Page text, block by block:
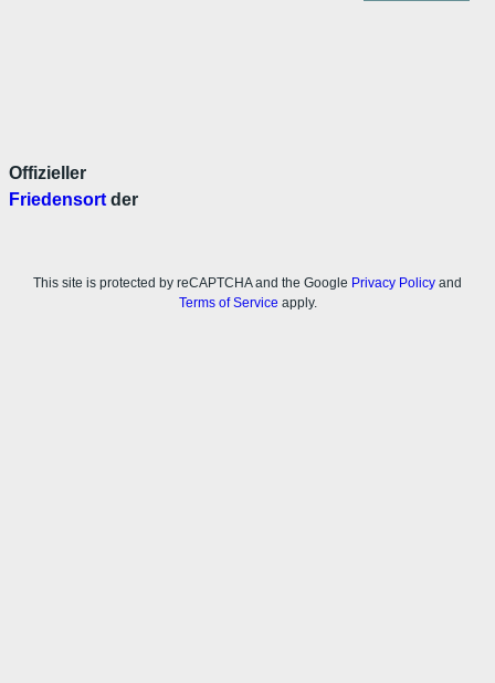
Offizieller
Friedensort der
This site is protected by reCAPTCHA and the Google Privacy Policy and
Terms of Service apply.